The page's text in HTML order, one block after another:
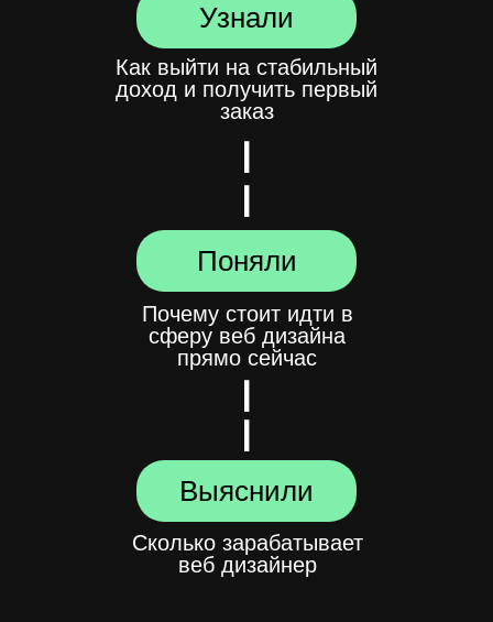
Узнали
Выяснили
Поняли
Как выйти на стабильный
доход и получить первый
заказ
Почему стоит идти в
сферу веб дизайна
прямо сейчас
Сколько зарабатывает
веб дизайнер